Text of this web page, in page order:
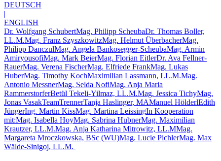
DEUTSCH
|
ENGLISH
Dr. Wolfgang SchubertMag. Philipp ScheubaDr. Thomas Boller,
LL.M.Mag. Franz SzyszkowitzMag. Helmut ÜberbacherMag.
Philipp DanczulMag. Angela Bankosegger-ScheubaMag. Armin
AmiryousofiMag. Mark BeierMag. Florian EitlerDr. Ava Fellner-
RauerMag. Verena FischerMag. Elfriede FrankMag. Lukas
HuberMag. Timothy KochMaximilian Lassmann, LL.M.Mag.
Antonio MessnerMag. Selda NofiMag. Anja Maria
RammerstorferBetül Tekeli-Yilmaz, LL.M.Mag. Jessica TichyMag.
Jonas VasakTeamTrennerTanja Haslinger, MAManuel HölderlEdith
JüngerIng. Martin KissMag. Martina LeissingIn Kooperation
mit:Mag. Isabella HoyMag. Sabrina HubnerMag. Maximilian
Krautzer, LL.M.Mag. Anja Katharina Mitrowitz, LL.MMag.
Margareta Mroczkowska, BSc (WU)Mag. Lucie PichlerMag. Max
Wälde-Sinigoj, LL.M.